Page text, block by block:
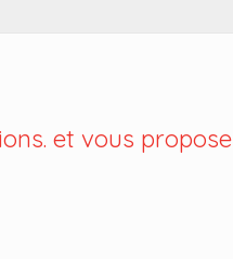
et vous propose